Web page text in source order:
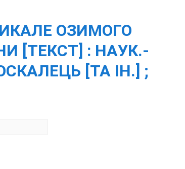
ОЗИМОГО
[ТЕКСТ] : НАУК.-
[ТА ІН.] ;